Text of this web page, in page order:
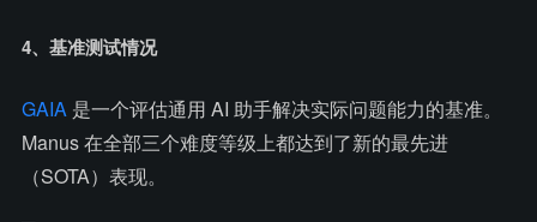
4、基准测试情况
GAIA 是一个评估通用 AI 助手解决实际问题能力的基准。
Manus 在全部三个难度等级上都达到了新的最先进
（SOTA）表现。